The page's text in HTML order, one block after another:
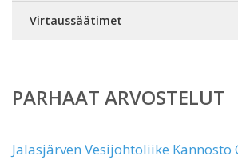
Virtaussäätimet
PARHAAT ARVOSTELUT
Jalasjärven Vesijohtoliike Kannosto